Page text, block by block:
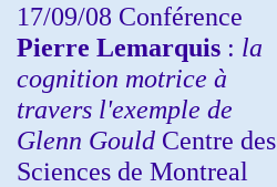
17/09/08 Conférence
Pierre Lemarquis : la
cognition motrice à
travers l'exemple de
Glenn Gould Centre des
Sciences de Montreal